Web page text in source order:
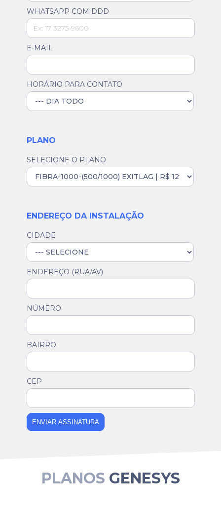
WHATSAPP COM DDD
E-MAIL
HORÁRIO PARA CONTATO
PLANO
SELECIONE O PLANO
ENDEREÇO DA INSTALAÇÃO
CIDADE
ENDEREÇO (RUA/AV)
NÚMERO
BAIRRO
CEP
ENVIAR ASSINATURA
PLANOS GENESYS